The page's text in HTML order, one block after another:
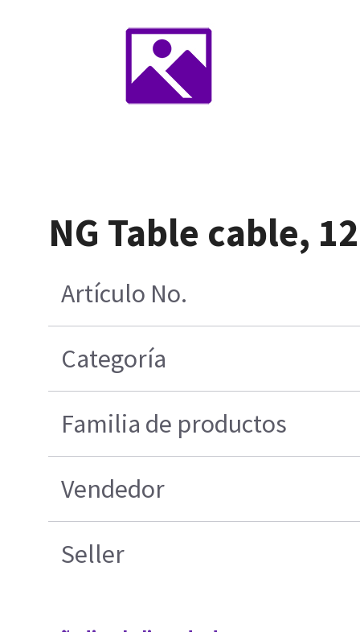
NG Table cable,
Artículo No.
Categoría
Familia de productos
Vendedor
Seller